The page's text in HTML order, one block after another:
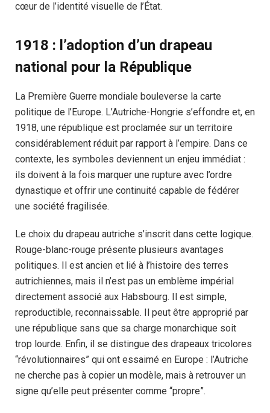
cœur de l’identité visuelle de l’État.
1918 : l’adoption d’un drapeau
national pour la République
La Première Guerre mondiale bouleverse la carte
politique de l’Europe. L’Autriche-Hongrie s’effondre et, en
1918, une république est proclamée sur un territoire
considérablement réduit par rapport à l’empire. Dans ce
contexte, les symboles deviennent un enjeu immédiat :
ils doivent à la fois marquer une rupture avec l’ordre
dynastique et offrir une continuité capable de fédérer
une société fragilisée.
Le choix du drapeau autriche s’inscrit dans cette logique.
Rouge-blanc-rouge présente plusieurs avantages
politiques. Il est ancien et lié à l’histoire des terres
autrichiennes, mais il n’est pas un emblème impérial
directement associé aux Habsbourg. Il est simple,
reproductible, reconnaissable. Il peut être approprié par
une république sans que sa charge monarchique soit
trop lourde. Enfin, il se distingue des drapeaux tricolores
“révolutionnaires” qui ont essaimé en Europe : l’Autriche
ne cherche pas à copier un modèle, mais à retrouver un
signe qu’elle peut présenter comme “propre”.